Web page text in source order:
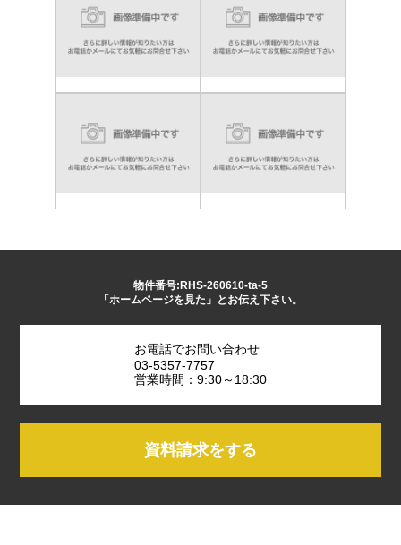
物件番号:RHS-260610-ta-5
「ホームページを見た」とお伝え下さい。
お電話でお問い合わせ
03-5357-7757
営業時間：9:30～18:30
資料請求をする